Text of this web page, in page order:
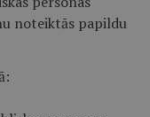
noteiktās papildu